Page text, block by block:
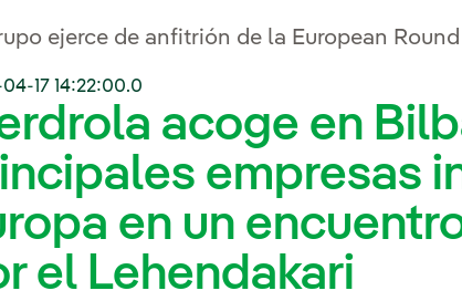
ejerce de anfitrión de la European
17 14:22:00.0
acoge en
empresas
en un
el Lehendakari